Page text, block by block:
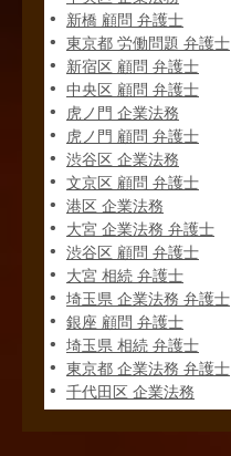
新橋 顧問 弁護士
東京都 労働問題 弁護士
新宿区 顧問 弁護士
中央区 顧問 弁護士
虎ノ門 企業法務
虎ノ門 顧問 弁護士
渋谷区 企業法務
文京区 顧問 弁護士
港区 企業法務
大宮 企業法務 弁護士
渋谷区 顧問 弁護士
大宮 相続 弁護士
埼玉県 企業法務 弁護士
銀座 顧問 弁護士
埼玉県 相続 弁護士
東京都 企業法務 弁護士
千代田区 企業法務